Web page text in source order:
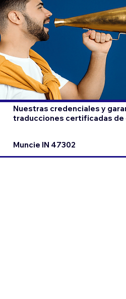
Nuestras credenciales y
traducciones certificadas de
Muncie IN 47302